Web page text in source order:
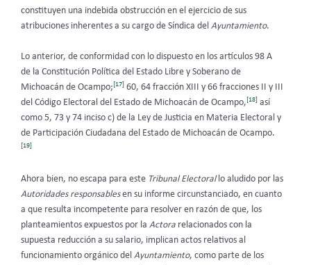
constituyen una indebida obstrucción en el ejercicio de sus
atribuciones inherentes a su cargo de Síndica del Ayuntamiento.
Lo anterior, de conformidad con lo dispuesto en los artículos 98 A
de la Constitución Política del Estado Libre y Soberano de
Michoacán de Ocampo;[17] 60, 64 fracción XIII y 66 fracciones II y III
del Código Electoral del Estado de Michoacán de Ocampo,[18] así
como 5, 73 y 74 inciso c) de la Ley de Justicia en Materia Electoral y
de Participación Ciudadana del Estado de Michoacán de Ocampo.
[19]
Ahora bien, no escapa para este Tribunal Electorallo aludido por las
Autoridades responsablesen su informe circunstanciado, en cuanto
a que resulta incompetente para resolver en razón de que, los
planteamientos expuestos por la Actora relacionados con la
supuesta reducción a su salario, implican actos relativos al
funcionamiento orgánico del Ayuntamiento, como parte de los